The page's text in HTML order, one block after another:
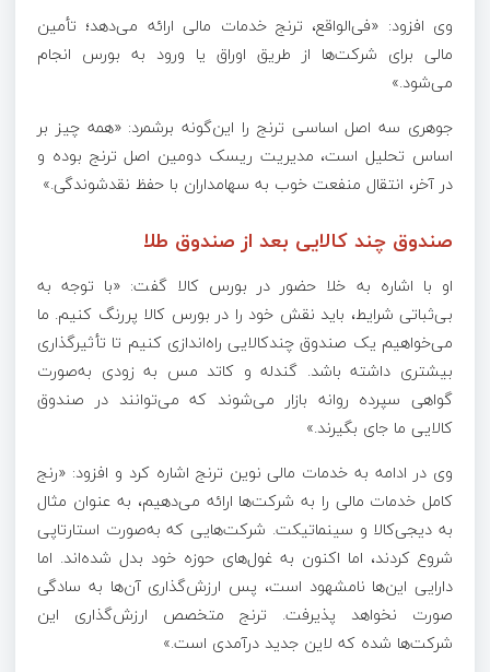
وی افزود: «فی‌الواقع، ترنج خدمات مالی ارائه می‌دهد؛ تأمین
مالی برای شرکت‌ها از طریق اوراق یا ورود به بورس انجام
می‌شود.»
جوهری سه اصل اساسی ترنج را این‌گونه برشمرد: «همه چیز بر
اساس تحلیل است، مدیریت ریسک دومین اصل ترنج بوده و
در آخر، انتقال منفعت خوب به سهامداران با حفظ نقدشوندگی.»
صندوق چند کالایی بعد از صندوق طلا
او با اشاره به خلا حضور در بورس کالا گفت: «با توجه به
بی‌ثباتی شرایط، باید نقش خود را در بورس کالا پررنگ کنیم. ما
می‌خواهیم یک صندوق چندکالایی راه‌اندازی کنیم تا تأثیرگذاری
بیشتری داشته باشد. گندله و کاتد مس به زودی به‌صورت
گواهی سپرده روانه بازار می‌شوند که می‌توانند در صندوق
کالایی ما جای بگیرند.»
وی در ادامه به خدمات مالی نوین ترنج اشاره کرد و افزود: «رنج
کامل خدمات مالی را به شرکت‌ها ارائه می‌دهیم، به عنوان مثال
به دیجی‌کالا و سینماتیکت. شرکت‌هایی که به‌صورت استارتاپی
شروع کردند، اما اکنون به غول‌های حوزه خود بدل شده‌اند. اما
دارایی این‌ها نامشهود است، پس ارزش‌گذاری آن‌ها به سادگی
صورت نخواهد پذیرفت. ترنج متخصص ارزش‌گذاری این
شرکت‌ها شده که لاین جدید درآمدی است.»